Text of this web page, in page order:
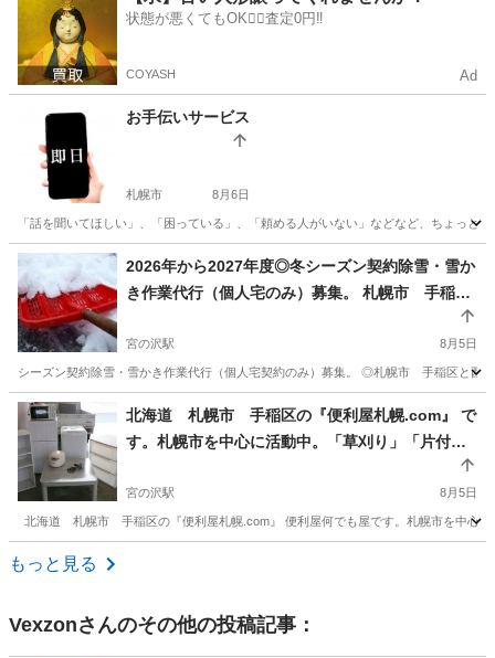
状態が悪くてもOK🙆‍♀️査定0円‼️
COYASH Ad
お手伝いサービス
札幌市 8月6日
「話を聞いてほしい」、「困っている」、「頼める人がいない」などなど、ちょっ
北海道 札幌市 便利屋 御用聞き
2026年から2027年度◎冬シーズン契約除雪・雪か
き作業代行（個人宅のみ）募集。 札幌市 手稲
区・西区のみ（一部エリアのみ） 限定。1か月分
基本料金６００００円から～
宮の沢駅 8月5日
シーズン契約除雪・雪かき作業代行（個人宅契約のみ）募集。 ◎札幌市 手稲区と
北海道 宮の沢駅 便利屋 除雪作業
北海道 札幌市 手稲区の『便利屋札幌.com』 で
す。札幌市を中心に活動中。「草刈り」「片付
宮の沢駅 8月5日
北海道 札幌市 手稲区の『便利屋札幌.com』 便利屋何でも屋です。札幌市を中心に
北海道 札幌市
もっと見る
Vexzonさんのその他の投稿記事：